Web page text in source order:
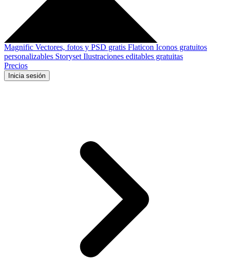
Magnific Vectores, fotos y PSD gratis Flaticon Iconos gratuitos
personalizables Storyset Ilustraciones editables gratuitas
Precios
Inicia sesión